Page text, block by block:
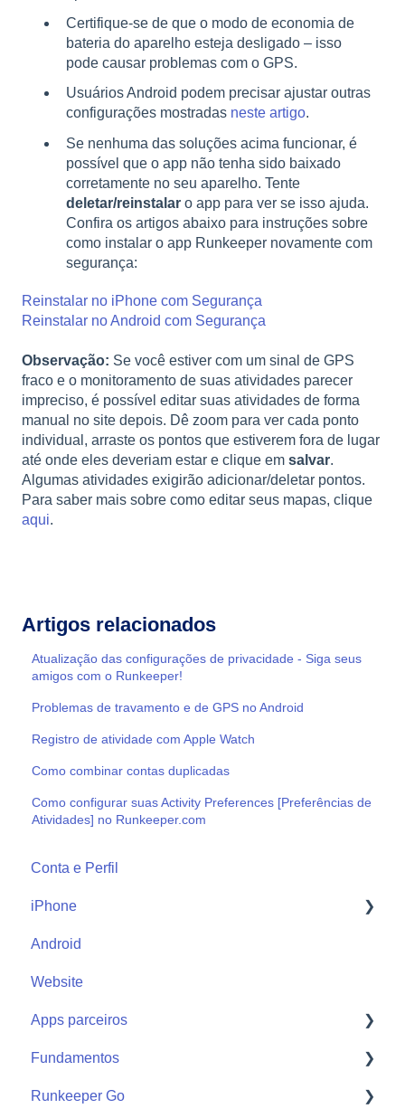
Certifique-se de que o modo de economia de
bateria do aparelho esteja desligado – isso
pode causar problemas com o GPS.
Usuários Android podem precisar ajustar outras
configurações mostradas neste artigo.
Se nenhuma das soluções acima funcionar, é
possível que o app não tenha sido baixado
corretamente no seu aparelho. Tente
deletar/reinstalar o app para ver se isso ajuda.
Confira os artigos abaixo para instruções sobre
como instalar o app Runkeeper novamente com
segurança:
Reinstalar no iPhone com Segurança
Reinstalar no Android com Segurança
Observação: Se você estiver com um sinal de GPS
fraco e o monitoramento de suas atividades parecer
impreciso, é possível editar suas atividades de forma
manual no site depois. Dê zoom para ver cada ponto
individual, arraste os pontos que estiverem fora de lugar
até onde eles deveriam estar e clique em salvar.
Algumas atividades exigirão adicionar/deletar pontos.
Para saber mais sobre como editar seus mapas, clique
aqui.
Artigos relacionados
Atualização das configurações de privacidade - Siga seus
amigos com o Runkeeper!
Problemas de travamento e de GPS no Android
Registro de atividade com Apple Watch
Como combinar contas duplicadas
Como configurar suas Activity Preferences [Preferências de
Atividades] no Runkeeper.com
Conta e Perfil
iPhone
Start
Android
Website
Apps parceiros
Apple Watch
Apps parceiros
Fundamentos
Getting Started
Runkeeper Go